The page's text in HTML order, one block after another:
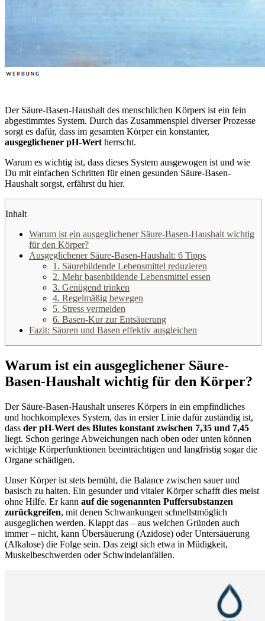
Der Säure-Basen-Haushalt des menschlichen Körpers ist ein fein
abgestimmtes System. Durch das Zusammenspiel diverser Prozesse
sorgt es dafür, dass im gesamten Körper ein konstanter,
ausgeglichener pH-Wert herrscht.
Warum es wichtig ist, dass dieses System ausgewogen ist und wie
Du mit einfachen Schritten für einen gesunden Säure-Basen-
Haushalt sorgst, erfährst du hier.
Inhalt
Warum ist ein ausgeglichener Säure-Basen-Haushalt wichtig
für den Körper?
Ausgeglichener Säure-Basen-Haushalt: 6 Tipps
1. Säurebildende Lebensmittel reduzieren
2. Mehr basenbildende Lebensmittel essen
3. Genügend trinken
4. Regelmäßig bewegen
5. Stress vermeiden
6. Basen-Kur zur Entsäuerung
Fazit: Säuren und Basen effektiv ausgleichen
Warum ist ein ausgeglichener Säure-
Basen-Haushalt wichtig für den Körper?
Der Säure-Basen-Haushalt unseres Körpers in ein empfindliches
und hochkomplexes System, das in erster Linie dafür zuständig ist,
dass der pH-Wert des Blutes konstant zwischen 7,35 und 7,45
liegt. Schon geringe Abweichungen nach oben oder unten können
wichtige Körperfunktionen beeinträchtigen und langfristig sogar die
Organe schädigen.
Unser Körper ist stets bemüht, die Balance zwischen sauer und
basisch zu halten. Ein gesunder und vitaler Körper schafft dies meist
ohne Hilfe. Er kann auf die sogenannten Puffersubstanzen
zurückgreifen, mit denen Schwankungen schnellstmöglich
ausgeglichen werden. Klappt das – aus welchen Gründen auch
immer – nicht, kann Übersäuerung (Azidose) oder Untersäuerung
(Alkalose) die Folge sein. Das zeigt sich etwa in Müdigkeit,
Muskelbeschwerden oder Schwindelanfällen.